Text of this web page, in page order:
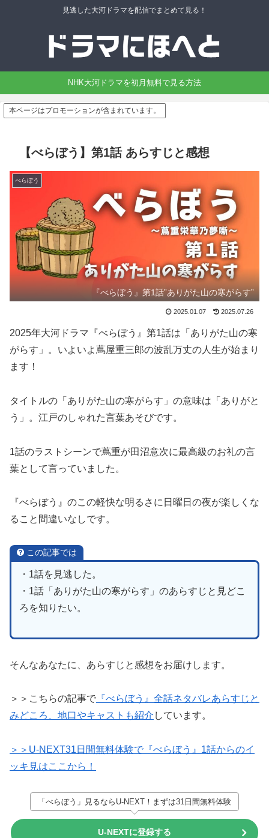
見逃した大河ドラマを配信でまとめて見る！
NHK大河ドラマを初月無料で見る方法
本ページはプロモーションが含まれています。
【べらぼう】第1話 あらすじと感想
べらぼう
『べらぼう』第1話”ありがた山の寒がらす”
2025.01.07 2025.07.26
2025年大河ドラマ『べらぼう』第1話は「ありがた山の寒
がらす」。いよいよ蔦屋重三郎の波乱万丈の人生が始まり
ます！
タイトルの「ありがた山の寒がらす」の意味は「ありがと
う」。江戸のしゃれた言葉あそびです。
1話のラストシーンで蔦重が田沼意次に最高級のお礼の言
葉として言っていました。
『べらぼう』のこの軽快な明るさに日曜日の夜が楽しくな
ること間違いなしです。
この記事では
・1話を見逃した。
・1話「ありがた山の寒がらす」のあらすじと見どこ
ろを知りたい。
そんなあなたに、あらすじと感想をお届けします。
＞＞こちらの記事で 『べらぼう』全話ネタバレあらすじと
みどころ、地口やキャストも紹介 しています。
＞＞U-NEXT31日間無料体験で『べらぼう』1話からのイ
ッキ見はここから！
「べらぼう」見るならU-NEXT！まずは31日間無料体験
U-NEXTに登録する